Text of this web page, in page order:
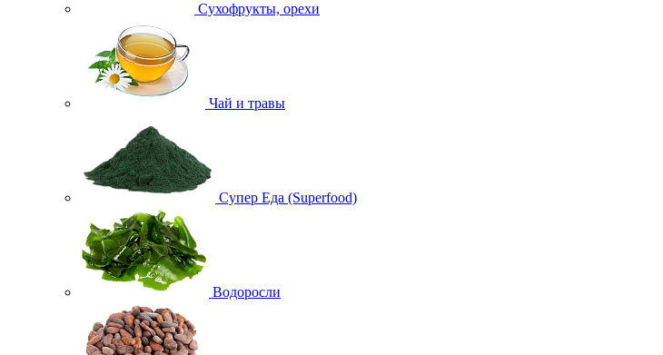
Сухофрукты, орехи
Чай и травы
Супер Еда (Superfood)
Водоросли